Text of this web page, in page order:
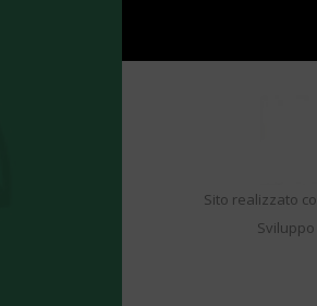
Sito realizzato